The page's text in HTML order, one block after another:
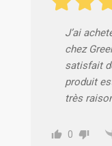
J’ai
chez
satisfait
produit
très
0